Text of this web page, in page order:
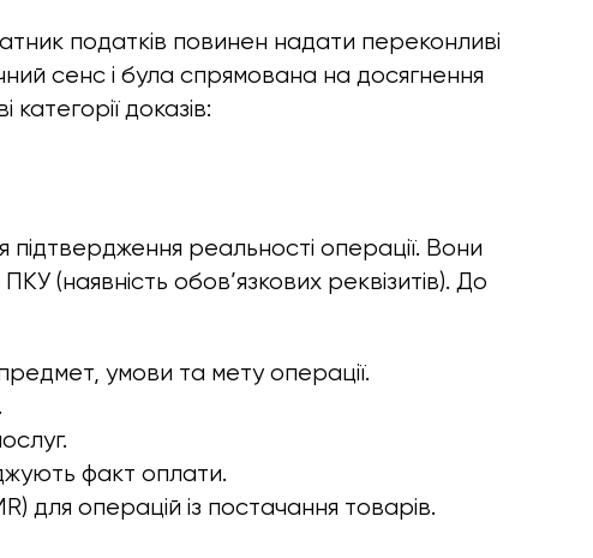
податків повинен надати переконливі
сенс і була спрямована на досягнення
доказів:
реальності операції. Вони
(наявність обов’язкових реквізитів). До
умови та мету операції.
факт оплати.
для операцій із постачання товарів.